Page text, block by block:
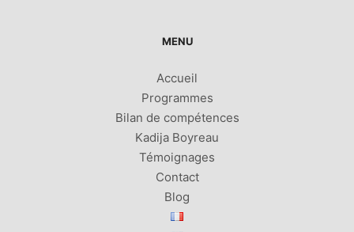
MENU
Accueil
Programmes
Bilan de compétences
Kadija Boyreau
Témoignages
Contact
Blog